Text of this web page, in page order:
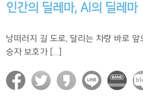
인간의 딜레마, AI의 딜레마
낭떠러지 길 도로, 달리는 차량 바로
승자 보호가 [...]